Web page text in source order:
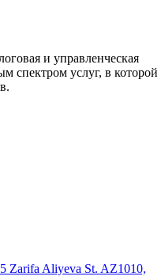
и управленческая
спектром услуг, в которой
Zarifa Aliyeva St. AZ1010,